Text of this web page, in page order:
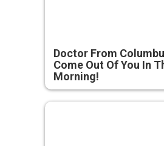
Doctor From
Come Out Of You In
Morning!